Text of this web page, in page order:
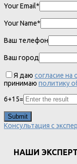
Your Email*
Your Name*
Ваш телефон
Ваш город
Я даю согласие на
принимаю политику
6+15=
Консультация с
НАШИ